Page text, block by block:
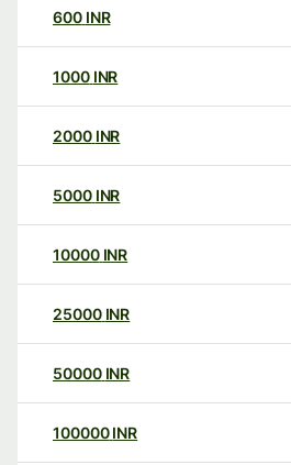
600 INR
1000 INR
2000 INR
5000 INR
10000 INR
25000 INR
50000 INR
100000 INR